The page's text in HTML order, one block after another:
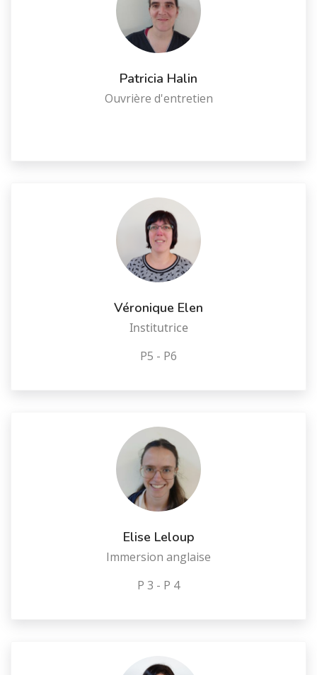
Patricia Halin
Ouvrière d'entretien
Véronique Elen
Institutrice
P5 - P6
Elise Leloup
Immersion anglaise
P 3 - P 4